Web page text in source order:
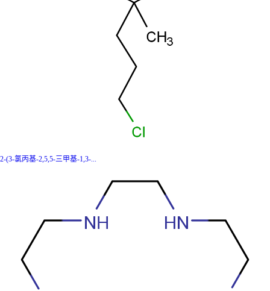
2-(3-氯丙基-2,5,5-三甲基-1,3-...